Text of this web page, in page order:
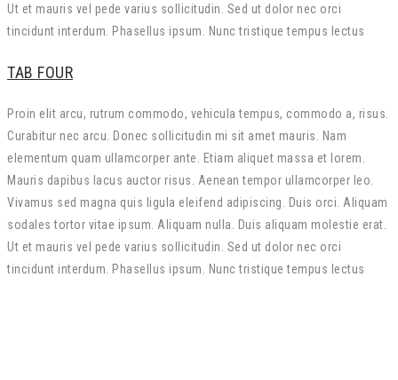
Ut et mauris vel pede varius sollicitudin. Sed ut dolor nec orci
tincidunt interdum. Phasellus ipsum. Nunc tristique tempus lectus
TAB FOUR
Proin elit arcu, rutrum commodo, vehicula tempus, commodo a, risus.
Curabitur nec arcu. Donec sollicitudin mi sit amet mauris. Nam
elementum quam ullamcorper ante. Etiam aliquet massa et lorem.
Mauris dapibus lacus auctor risus. Aenean tempor ullamcorper leo.
Vivamus sed magna quis ligula eleifend adipiscing. Duis orci. Aliquam
sodales tortor vitae ipsum. Aliquam nulla. Duis aliquam molestie erat.
Ut et mauris vel pede varius sollicitudin. Sed ut dolor nec orci
tincidunt interdum. Phasellus ipsum. Nunc tristique tempus lectus